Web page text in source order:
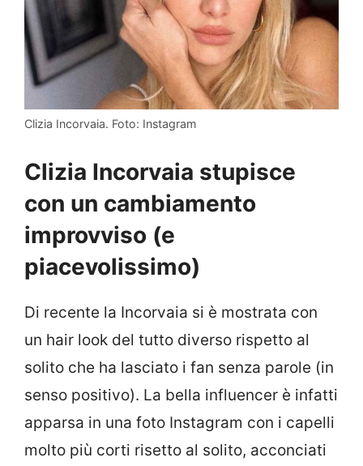
Clizia Incorvaia. Foto: Instagram
Clizia Incorvaia stupisce
con un cambiamento
improvviso (e
piacevolissimo)
Di recente la Incorvaia si è mostrata con
un hair look del tutto diverso rispetto al
solito che ha lasciato i fan senza parole (in
senso positivo). La bella influencer è infatti
apparsa in una foto Instagram con i capelli
molto più corti risetto al solito, acconciati